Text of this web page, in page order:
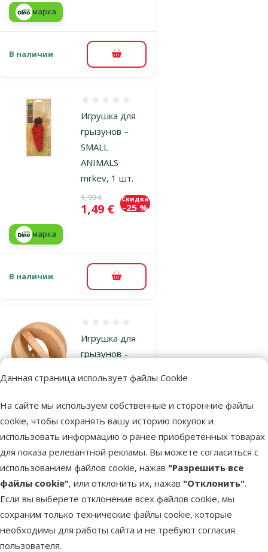
Данная страница использует файлы Cookie
На сайте мы используем собственные и сторонние файлы
cookie, чтобы сохранять вашу историю покупок и
использовать информацию о ранее приобретенных товарах
для показа релевантной рекламы. Вы можете согласиться с
использованием файлов cookie, нажав "Разрешить все
файлы cookie", или отклонить их, нажав "Отклонить".
Если вы выберете отклонение всех файлов cookie, мы
сохраним только технические файлы cookie, которые
необходимы для работы сайта и не требуют согласия
пользователя.
марка
В наличии В корзину
Игрушка для
грызунов –
SMALL
ANIMALS
mrkev, 1 шт.
Исходная цена
1,99 €
Цена
1,49 €
Скидка
-25 %
марка
В наличии В корзину
Игрушка для
грызунов –
with bell, 6 см
Исходная цена
3,99 €
Цена
2,98 €
Скидка
В наличии В корзину
Игрушка для
грызунов –
Оценка 0%